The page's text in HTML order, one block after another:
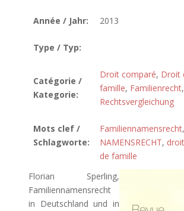
Année / Jahr: 2013
Type / Typ:
Catégorie /
Kategorie:
Droit comparé, Droit
famille, Familienrecht,
Rechtsvergleichung
Mots clef /
Schlagworte:
Familiennamensrecht,
NAMENSRECHT,
de famille
Florian Sperling,
Familiennamensrecht
in Deutschland und in